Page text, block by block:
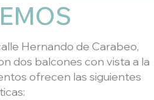
Hernando de Carabeo,
dos balcones con vista a la
ofrecen las siguientes